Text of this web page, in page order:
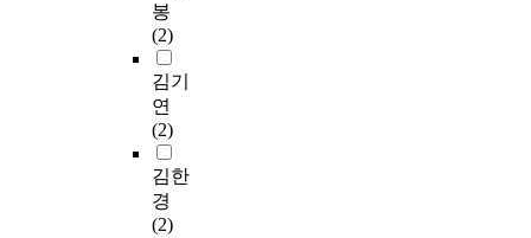
봉
(2)
김기
연
(2)
김한
경
(2)